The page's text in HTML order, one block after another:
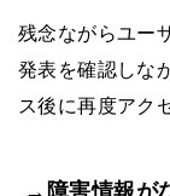
残念ながらユー
発表を確認しな
ス後に再度アク